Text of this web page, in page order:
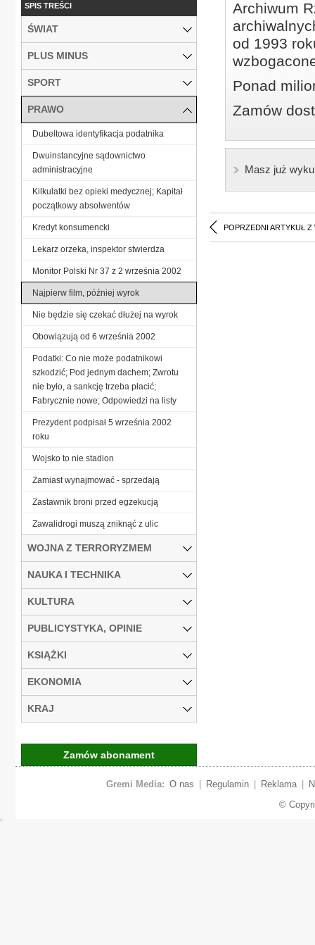
Archiwum
od 1993
Ponad
Zamów
Masz już
POPRZEDNI ARTYKUŁ Z
SPIS TREŚCI
ŚWIAT
PLUS MINUS
SPORT
PRAWO
Dubeltowa identyfikacja podatnika
Dwuinstancyjne sądownictwo
administracyjne
Kilkulatki bez opieki medycznej; Kapitał
początkowy absolwentów
Kredyt konsumencki
Lekarz orzeka, inspektor stwierdza
Monitor Polski Nr 37 z 2 września 2002
Najpierw film, później wyrok
Nie będzie się czekać dłużej na wyrok
Obowiązują od 6 września 2002
Podatki: Co nie może podatnikowi
szkodzić; Pod jednym dachem; Zwrotu
nie było, a sankcję trzeba płacić;
Fabrycznie nowe; Odpowiedzi na listy
Prezydent podpisał 5 września 2002
roku
Wojsko to nie stadion
Zamiast wynajmować - sprzedają
Zastawnik broni przed egzekucją
Zawalidrogi muszą zniknąć z ulic
WOJNA Z TERRORYZMEM
NAUKA I TECHNIKA
KULTURA
PUBLICYSTYKA, OPINIE
KSIĄŻKI
EKONOMIA
KRAJ
Zamów abonament
Gremi Media: O nas Regulamin Reklama
©